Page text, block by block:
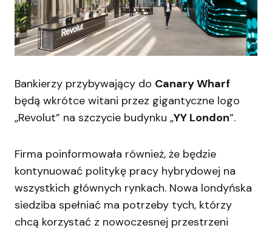
Bankierzy przybywający do Canary Wharf
będą wkrótce witani przez gigantyczne logo
„Revolut” na szczycie budynku „YY London”.
Firma poinformowała również, że będzie
kontynuować politykę pracy hybrydowej na
wszystkich głównych rynkach. Nowa londyńska
siedziba spełniać ma potrzeby tych, którzy
chcą korzystać z nowoczesnej przestrzeni